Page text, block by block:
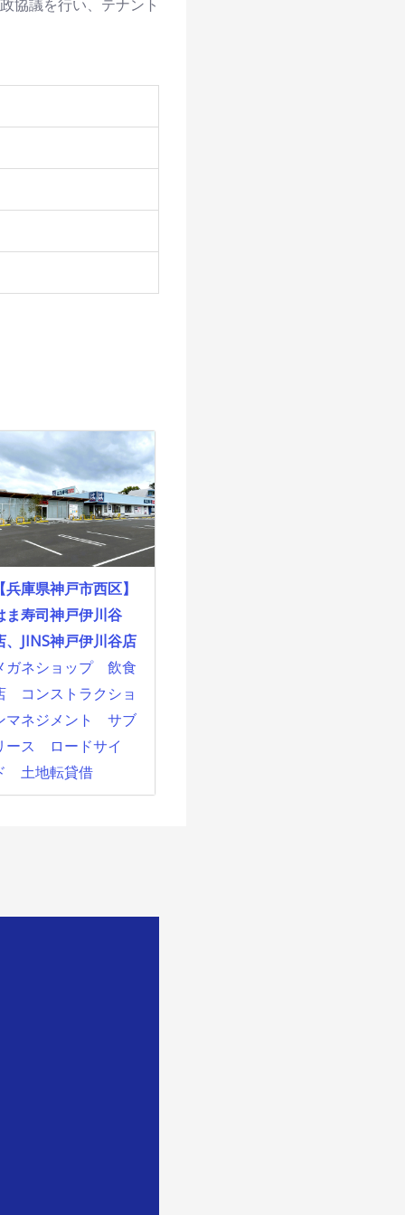
協議を行い、テナント
兵庫県神戸市西区】
ま寿司神戸伊川谷
、JINS神戸伊川谷店
ガネショップ
飲食
コンストラクショ
マネジメント
サブ
ース
ロードサイ
土地転貸借